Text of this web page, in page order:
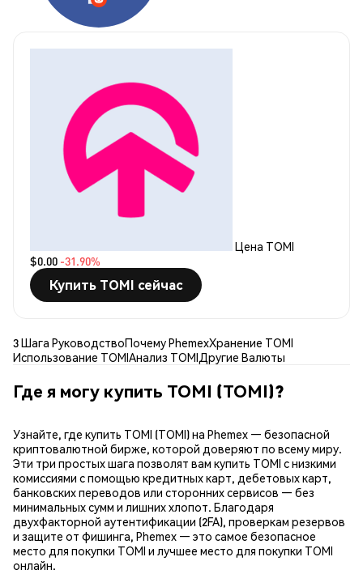
Цена TOMI
$0.00 -31.90%
Купить TOMI сейчас
3 Шага РуководствоПочему PhemexХранение TOMI
Использование TOMIАнализ TOMIДругие Валюты
Где я могу купить TOMI (TOMI)?
Узнайте, где купить TOMI (TOMI) на Phemex — безопасной
криптовалютной бирже, которой доверяют по всему миру.
Эти три простых шага позволят вам купить TOMI с низкими
комиссиями с помощью кредитных карт, дебетовых карт,
банковских переводов или сторонних сервисов — без
минимальных сумм и лишних хлопот. Благодаря
двухфакторной аутентификации (2FA), проверкам резервов
и защите от фишинга, Phemex — это самое безопасное
место для покупки TOMI и лучшее место для покупки TOMI
онлайн.